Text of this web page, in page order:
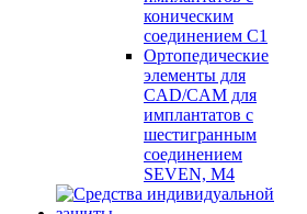
коническим
соединением С1
Ортопедические
элементы для
CAD/CAM для
имплантатов с
шестигранным
соединением
SEVEN, М4